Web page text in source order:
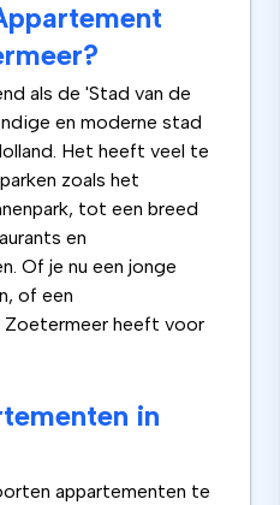
als de 'Stad van de
en moderne stad
Het heeft veel te
zoals het
tot een breed
en
Of je nu een jonge
of een
heeft voor
in
appartementen te